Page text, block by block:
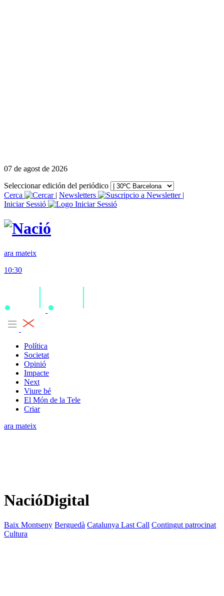
07 de agost de 2026
Seleccionar edición del periódico
Cerca
| Newsletters
|
Iniciar Sessió
ara mateix
10:30
Política
Societat
Opinió
Impacte
Next
Viure bé
El Món de la Tele
Criar
ara mateix
NacióDigital
Baix Montseny Berguedà Catalunya Last Call Contingut patrocinat
Cultura